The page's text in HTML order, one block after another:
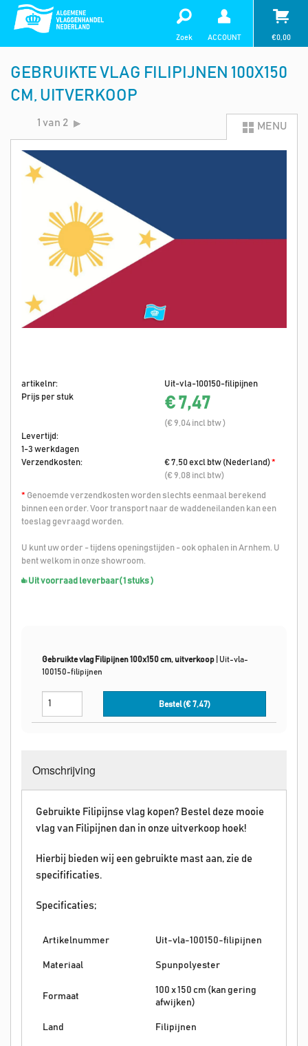
Zoek ACCOUNT €0,00
GEBRUIKTE VLAG FILIPIJNEN 100X150
CM, UITVERKOOP
1 van 2 MENU
artikelnr:
Uit-vla-100150-filipijnen
Prijs per stuk
€ 7,47
(€ 9,04 incl btw )
Levertijd:
1-3 werkdagen
Verzendkosten:
€ 7,50 excl btw (Nederland)*
(€ 9,08 incl btw)
* Genoemde verzendkosten worden slechts eenmaal berekend
binnen een order. Voor transport naar de waddeneilanden kan een
toeslag gevraagd worden.
U kunt uw order - tijdens openingstijden - ook ophalen in Arnhem. U
bent welkom in onze showroom.
Uit voorraad leverbaar( 1 stuks )
Gebruikte vlag Filipijnen 100x150 cm, uitverkoop
Uit-vla-
100150-filipijnen
Bestel (€7,47)
Omschrijving
Gebruikte Filipijnse vlag kopen? Bestel deze mooie
vlag van Filipijnen dan in onze uitverkoop hoek!
Hierbij bieden wij een gebruikte mast aan, zie de
specifificaties.
Specificaties;
Artikelnummer Uit-vla-100150-filipijnen
Materiaal Spunpolyester
Formaat
100 x 150 cm (kan gering
afwijken)
Land Filipijnen